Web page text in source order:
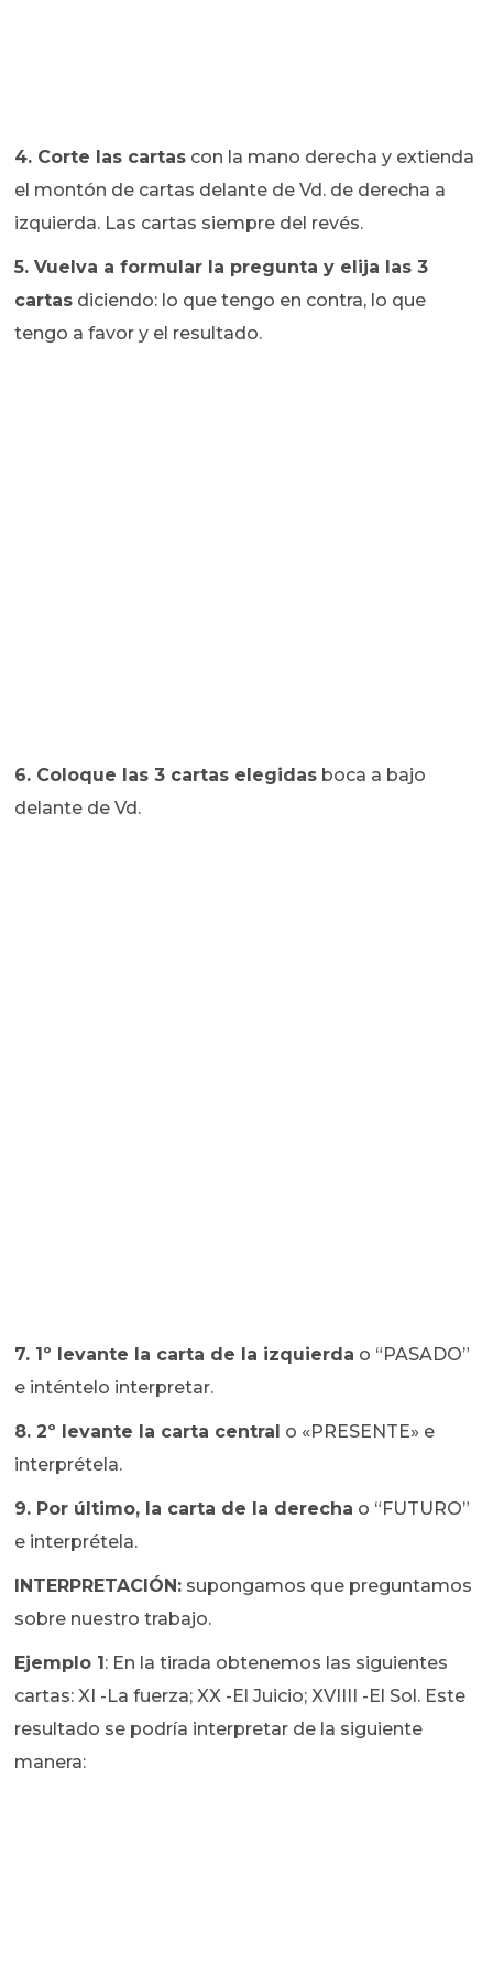
4. Corte las cartas con la mano derecha y extienda
el montón de cartas delante de Vd. de derecha a
izquierda. Las cartas siempre del revés.
5. Vuelva a formular la pregunta y elija las 3
cartas diciendo: lo que tengo en contra, lo que
tengo a favor y el resultado.
6. Coloque las 3 cartas elegidas boca a bajo
delante de Vd.
7. 1º levante la carta de la izquierda o “PASADO”
e inténtelo interpretar.
8. 2º levante la carta central o «PRESENTE» e
interprétela.
9. Por último, la carta de la derecha o “FUTURO”
e interprétela.
INTERPRETACIÓN: supongamos que preguntamos
sobre nuestro trabajo.
Ejemplo 1 : En la tirada obtenemos las siguientes
cartas: XI -La fuerza; XX -El Juicio; XVIIII -El Sol. Este
resultado se podría interpretar de la siguiente
manera: